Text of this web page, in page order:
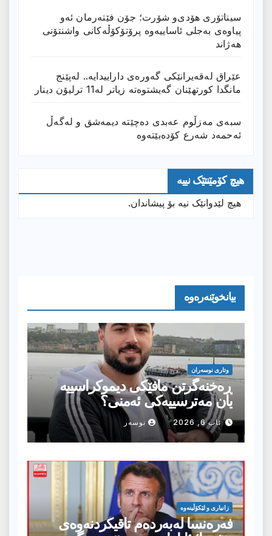
سیناتۆری هۆدی‌و شۆرت؛ جۆن فێتەرمان ئەو
پیاوەی بەجلی ئاساییەوە پرۆتۆکۆڵەکانی واشنتۆنی
هەژاند
عێراق له‌قه‌یرانێكى گه‌وره‌ى داراییدایه‌.. له‌پێنج
مانگدا كورتهێنان گه‌یشتوه‌ته‌ زیاتر له‌11 ترلیۆن دینار
سبەی مەزڵوم عەبدی دەچێتە دیمەشق و لەگەڵ
ئەحمەد شەرع کۆدەبێتەوە
هیچ کۆمێنتێک نییە
هیچ لێدوانێک نیە بۆ پیشاندان.
بیانخوێنەرەوە
وتارى نوسەران
ڕەخنەگرتن مافێکی دیموکراسییە
یان مەترسییەکی ئەمنی؟
ئاب 6, 2026 نوسەر
زانیارى و لێکۆڵینەوە
فەرەنسا لەبەردەم تاقیکردنەوەی